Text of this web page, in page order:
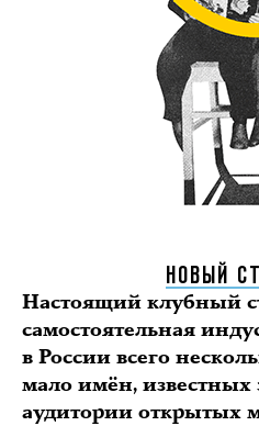
НОВЫЙ
Настоящий клубный
самостоятельная
в России всего
мало имён, известных
аудитории открытых